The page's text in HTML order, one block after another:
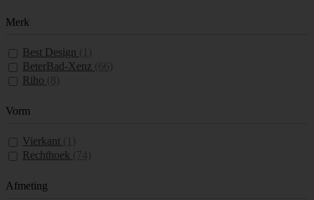
Merk
Best Design
BeterBad-Xenz
Riho
Vorm
Vierkant
Rechthoek
Afmeting